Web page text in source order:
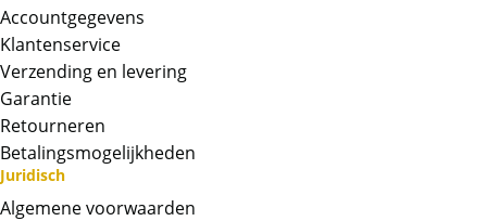
Accountgegevens
Klantenservice
Verzending en levering
Garantie
Retourneren
Betalingsmogelijkheden
Juridisch
Algemene voorwaarden